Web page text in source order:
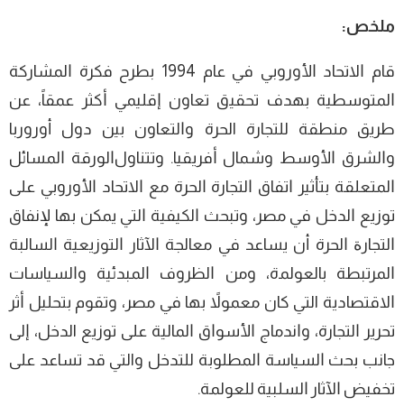
ﻣﻠﺨﺺ:
ﻗﺎم ﺍﻻﺗﺤﺎد ﺍﻷوروﺑﻲ ﻓﻲ ﻋﺎم 1994 بطرح فكرة ﺍﻟﻤﺸﺎركة
ﺍﻟﻤﺘﻮﺳﻄﻴﺔ ﺑﻬﺪف ﺗﺤﻘﻴق ﺗﻌﺎون ﺇﻗﻠﻴﻤﻲ ﺃﻛﺜﺮ ﻋﻤﻘﺎً، ﻋﻦ
طرﻳﻖ ﻣﻨﻄﻘﺔ ﻟﻠﺘﺠﺎرة الحرة وﺍﻟﺘﻌﺎون ﺑﻴﻦ دول أورورﺑﺎ
وﺍﻟﺸﺮق ﺍﻷوﺳﻂ وﺷﻤﺎل ﺃﻓﺮﻳﻘﻴﺎ. وﺗﺘﻨﺎولﺍﻟﻮرﻗﺔ ﺍﻟﻤﺴﺎﺋﻞ
ﺍﻟﻤﺘﻌﻠﻘﺔ ﺑﺘﺄﺛﻴﺮ ﺍﺗﻔﺎق ﺍﻟﺘﺠﺎرة ﺍﻟﺤﺮة ﻣﻊ ﺍﻻﺗﺤﺎد ﺍﻷوروﺑﻲ ﻋﻠﻰ
ﺗﻮزﻳﻊ ﺍﻟﺪﺧﻞ ﻓﻲ ﻣﺼﺮ، وﺗﺒﺤﺚ ﺍﻟﻜﻴﻔﻴﺔ ﺍﻟﺘﻲ ﻳﻤﻜﻦ ﺑﻬﺎ ﻹﻧﻔﺎق
ﺍﻟﺘﺠﺎرﺓ ﺍﻟﺤﺮة أن ﻳﺴﺎﻋﺪ ﻓﻲ ﻣﻌﺎﻟﺠﺔ ﺍﻵﺛﺎر ﺍﻟﺘﻮزﻳﻌﻴﺔ ﺍﻟﺴﺎﻟﺒﺔ
ﺍﻟﻤﺮﺗﺒﻄﺔ ﺑﺎﻟﻌﻮﻟﻤة، وﻣﻦ ﺍﻟﻈﺮوف ﺍﻟﻤﺒﺪﺋﻴﺔ وﺍﻟﺴﻴﺎﺳﺎت
ﺍﻻﻗﺘﺼﺎدﻳﺔ اﻟﺘﻲ ﻛﺎن ﻣﻌﻤﻮﻻً ﺑﻬﺎ ﻓﻲ ﻣﺼﺮ، وﺗﻘﻮم ﺑﺘﺤﻠﻴﻞ ﺃﺛﺮ
ﺗﺤﺮﻳﺮ ﺍﻟﺘﺠﺎرة، وﺍﻧﺪﻣﺎج ﺍﻷﺳﻮﺍق ﺍﻟﻤﺎﻟﻴﺔ ﻋﻠﻰ توزﻳﻊ اﻟﺪﺧﻞ، ﺇﻟﻰ
ﺟﺎﻧﺐ ﺑﺤﺚ ﺍﻟﺴﻴﺎﺳﺔ ﺍﻟﻤﻄﻠﻮﺑﺔ ﻟﻠﺘﺪﺧﻞ واﻟﺘﻲ ﻗﺪ ﺗﺴﺎﻋﺪ ﻋﻠﻰ
ﺗﺨﻔﻴﺾ ﺍﻵﺛﺎر ﺍﻟﺴﻠﺒﻴﺔ ﻟﻠﻌﻮﻟﻤﺔ.